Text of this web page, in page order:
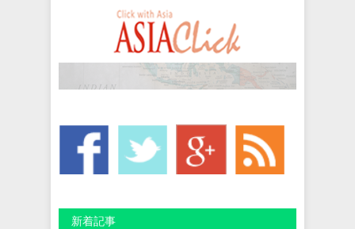
新着記事